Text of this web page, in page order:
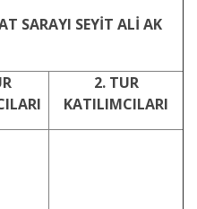
SEYİT ALİ AK
2. TUR
KATILIMCILARI